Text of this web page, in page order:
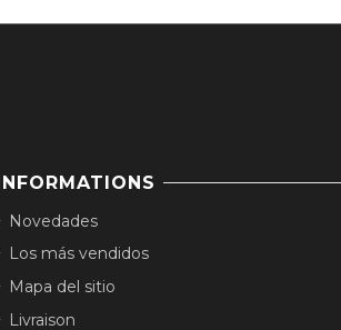
Novedades
Los más vendidos
Mapa del sitio
Livraison